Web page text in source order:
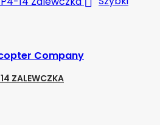
Company
ZALEWCZKA